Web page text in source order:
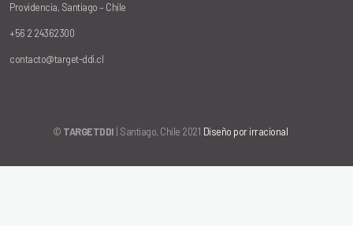
Providencia, Santiago – Chile
+56 2 24362300
contacto@target-ddi.cl
© TARGETDDI | Santiago, Chile 2021 Diseño por irracional